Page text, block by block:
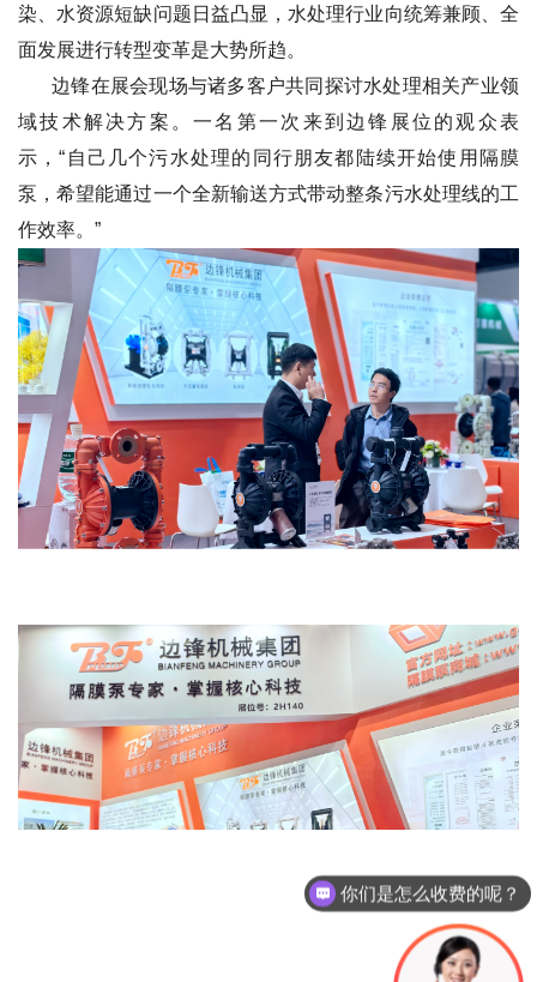
染、水资源短缺问题日益凸显，水处理行业向统筹兼顾、全
面发展进行转型变革是大势所趋。
边锋在展会现场与诸多客户共同探讨水处理相关产业领
域技术解决方案。一名第一次来到边锋展位的观众表
示，“自己几个污水处理的同行朋友都陆续开始使用隔膜
泵，希望能通过一个全新输送方式带动整条污水处理线的工
作效率。”
你们是怎么收费的呢？